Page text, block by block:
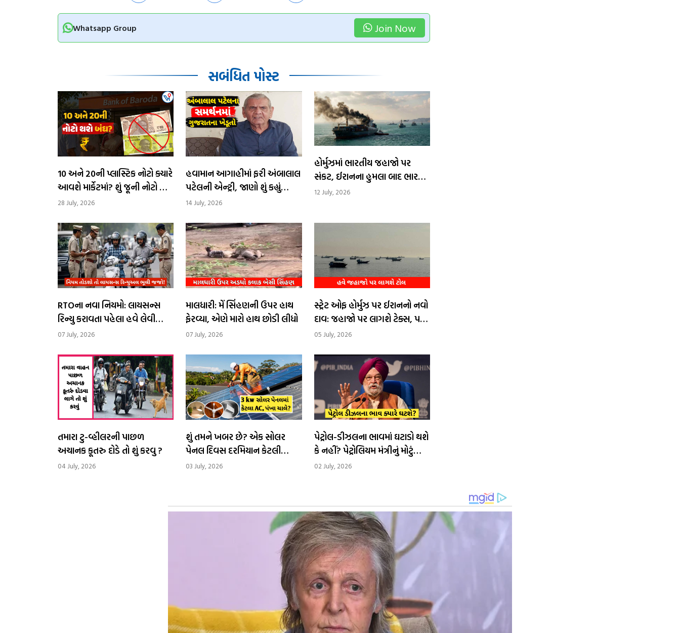
Whatsapp Group Join Now
સબંધિત પોસ્ટ
₹10 અને ₹20ની પ્લાસ્ટિક નોટો ક્યારે
આવશે માર્કેટમાં? શું જૂની નોટો બંધ
થશે?
28 July, 2026
​હવામાન આગાહીમાં ફરી અંબાલાલ
પટેલની એન્ટ્રી, જાણો શું કહ્યું
એમણે ?
14 July, 2026
​હોર્મુઝમાં ભારતીય જહાજો પર
સંકટ, ઈરાનના હુમલા બાદ ભારતનું
કડક વલણ
12 July, 2026
RTOના નવા નિયમો: લાયસન્સ
રિન્યુ કરાવતા પહેલા હવે લેવી
પડશે ખાસ ટ્રેનિંગ
07 July, 2026
માલધારી: મેં સિંહણની ઉપર હાથ
ફેરવ્યા, એણે મારો હાથ છોડી લીધો
07 July, 2026
સ્ટ્રેટ ઓફ હોર્મુઝ પર ઈરાનનો નવો
દાવ: જહાજો પર લાગશે ટેક્સ, પણ
મિત્ર દેશોને મળશે ખાસ છૂટ
05 July, 2026
તમારા ટુ-વ્હીલરની પાછળ
અચાનક કૂતરુ દોડે તો શું કરવુ ?
04 July, 2026
શું તમને ખબર છે? એક સોલર
પેનલ દિવસ દરમિયાન કેટલી
વીજળી ઉત્પન્ન કરે છે
03 July, 2026
પેટ્રોલ-ડીઝલના ભાવમાં ઘટાડો થશે
કે નહીં? પેટ્રોલિયમ મંત્રીનું મોટું
નિવેદન
02 July, 2026